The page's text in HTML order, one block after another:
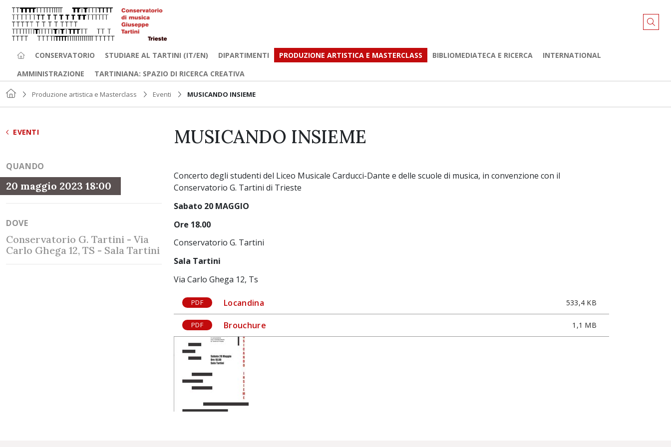
CONSERVATORIO STUDIARE AL TARTINI (IT/EN) DIPARTIMENTI PRODUZIONE ARTISTICA E MASTERCLASS BIBLIOMEDIATECA E RICERCA
INTERNATIONAL
AMMINISTRAZIONE
TARTINIANA: SPAZIO DI RICERCA CREATIVA
Produzione artistica e Masterclass Eventi MUSICANDO INSIEME
EVENTI
QUANDO
20 maggio 2023 18:00
DOVE
Conservatorio G. Tartini - Via
Carlo Ghega 12, TS - Sala Tartini
MUSICANDO INSIEME
Concerto degli studenti del Liceo Musicale Carducci-Dante e delle scuole di musica, in convenzione con il
Conservatorio G. Tartini di Trieste
Sabato 20 MAGGIO
Ore 18.00
Conservatorio G. Tartini
Sala Tartini
Via Carlo Ghega 12, Ts
PDF Locandina 533,4 KB
PDF Brouchure 1,1 MB